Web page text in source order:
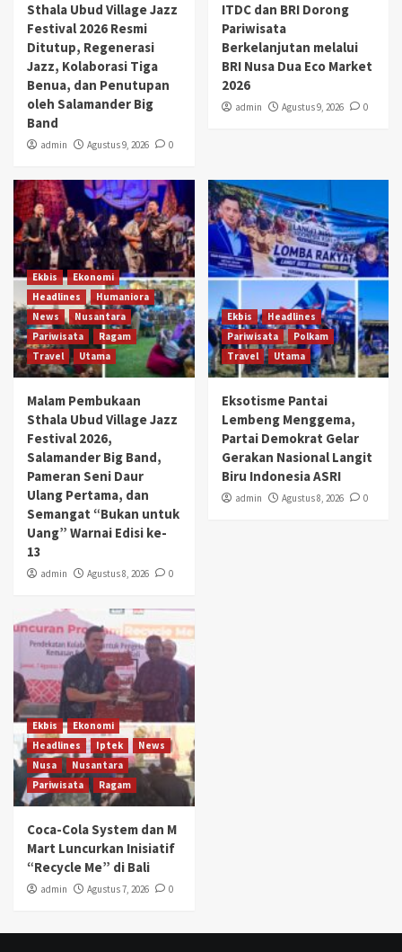
Sthala Ubud Village Jazz
Festival 2026 Resmi
Ditutup, Regenerasi
Jazz, Kolaborasi Tiga
Benua, dan Penutupan
oleh Salamander Big
Band
admin Agustus 9, 2026 0
ITDC dan BRI Dorong
Pariwisata
Berkelanjutan melalui
BRI Nusa Dua Eco Market
2026
admin Agustus 9, 2026 0
Ekbis
Ekonomi
Headlines
Humaniora
News
Nusantara
Pariwisata
Ragam
Travel
Utama
Malam Pembukaan
Sthala Ubud Village Jazz
Festival 2026,
Salamander Big Band,
Pameran Seni Daur
Ulang Pertama, dan
Semangat “Bukan untuk
Uang” Warnai Edisi ke-
13
admin Agustus 8, 2026 0
Ekbis
Headlines
Pariwisata
Polkam
Travel
Utama
Eksotisme Pantai
Lembeng Menggema,
Partai Demokrat Gelar
Gerakan Nasional Langit
Biru Indonesia ASRI
admin Agustus 8, 2026 0
Ekbis
Ekonomi
Headlines
Iptek
News
Nusa
Nusantara
Pariwisata
Ragam
Coca-Cola System dan M
Mart Luncurkan Inisiatif
“Recycle Me” di Bali
admin Agustus 7, 2026 0